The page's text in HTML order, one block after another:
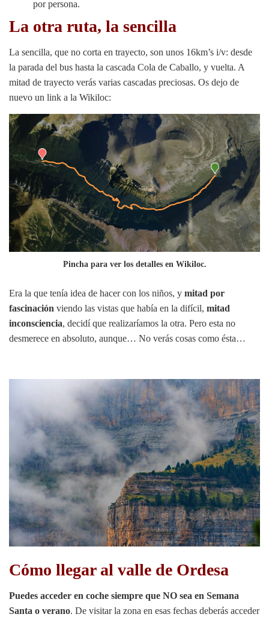
por persona.
La otra ruta, la sencilla
La sencilla, que no corta en trayecto, son unos 16km’s i/v: desde
la parada del bus hasta la cascada Cola de Caballo, y vuelta. A
mitad de trayecto verás varias cascadas preciosas. Os dejo de
nuevo un link a la Wikiloc:
Pincha para ver los detalles en Wikiloc.
Era la que tenía idea de hacer con los niños, y mitad por
fascinación viendo las vistas que había en la difícil, mitad
inconsciencia, decidí que realizaríamos la otra. Pero esta no
desmerece en absoluto, aunque… No verás cosas como ésta…
Cómo llegar al valle de Ordesa
Puedes acceder en coche siempre que NO sea en Semana
Santa o verano. De visitar la zona en esas fechas deberás acceder